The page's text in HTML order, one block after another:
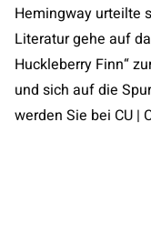
Hemingway urteilte
Literatur gehe auf
Huckleberry Finn“
und sich auf die
werden Sie bei CU |